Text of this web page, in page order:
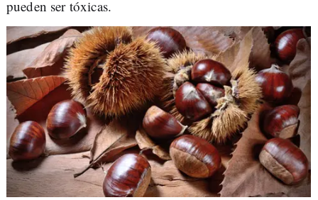
pueden ser tóxicas.